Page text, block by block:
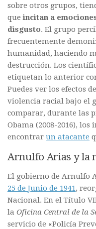
sobre otros grupos,
queincitan a
disgusto. El grupo
frecuentemente
humanidad, haciendo
destrucción. Los
etiquetan lo anterior
Puedes ver los efectos
violencia racial bajo el
comparar, durante las
Obama (2008-2016),
encontrar un atacante
Arnulfo Arias y la
El gobierno de Arnulfo
25 de Junio de 1941,
Nacional. En el Título
la Oficina Central de la
servicio de «Policía